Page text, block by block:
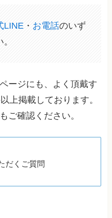
LINE ・ お電話のいず
ページにも、よく頂戴す
上掲載しております。
ご確認ください。
だくご質問